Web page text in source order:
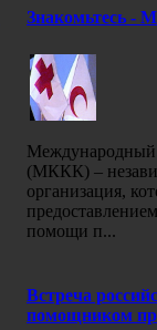
Знакомьтесь -
Международный
(МККК) –
организация,
помощи п...
Встреча
помощником